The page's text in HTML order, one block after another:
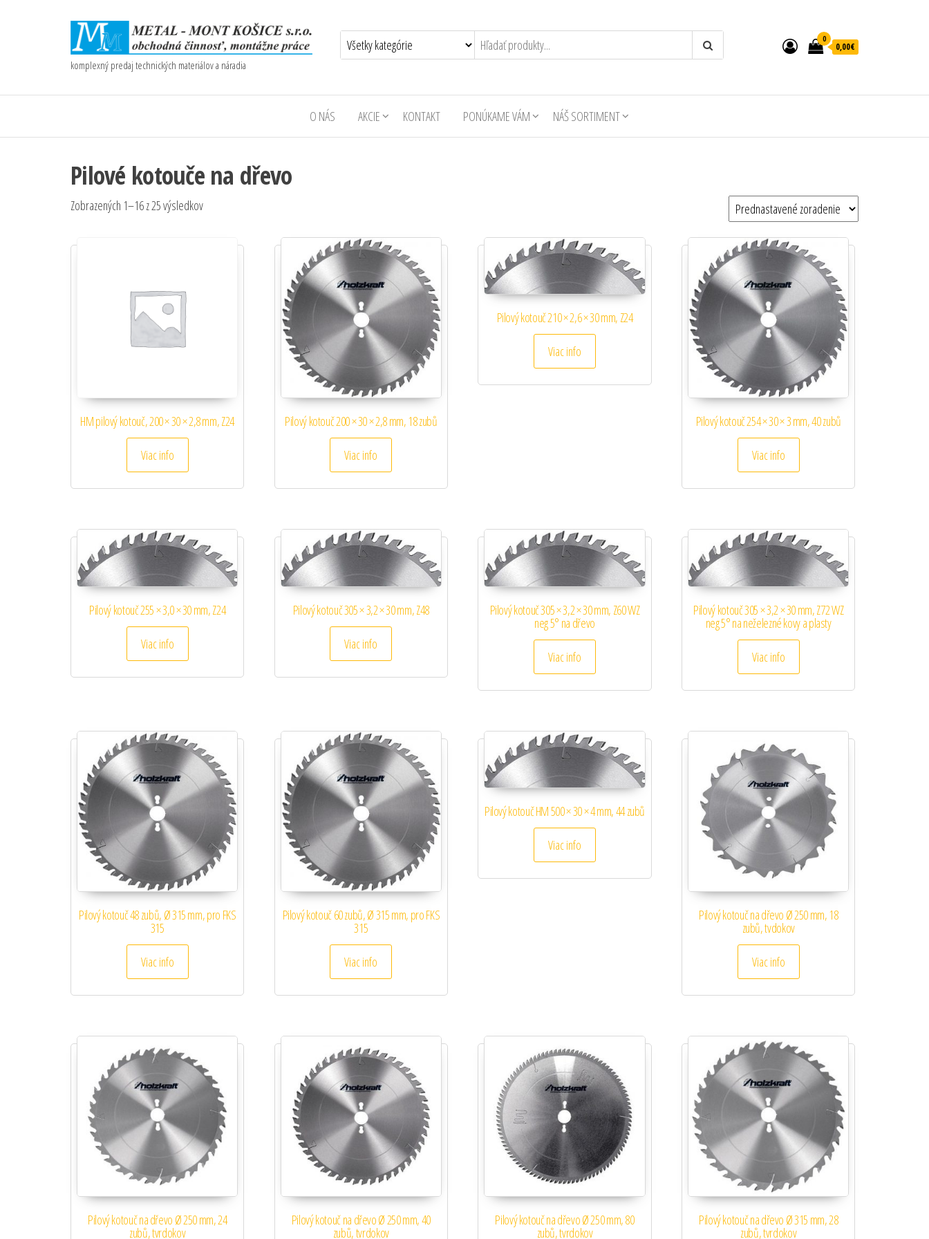
komplexný predaj technických materiálov a náradia
0
0,00€
O NÁS AKCIE KONTAKT PONÚKAME VÁM NÁŠ SORTIMENT
Pilové kotouče na dřevo
Zobrazených 1–16 z 25 výsledkov
HM pilový kotouč, 200 × 30 × 2,8 mm, Z24
Viac info
Pilový kotouč 200 × 30 × 2,8 mm, 18 zubů
Viac info
Pilový kotouč 210 × 2,6 × 30 mm, Z24
Viac info
Pilový kotouč 254 × 30 × 3 mm, 40 zubů
Viac info
Pilový kotouč 255 × 3,0 × 30 mm, Z24
Viac info
Pilový kotouč 305 × 3,2 × 30 mm, Z48
Viac info
Pilový kotouč 305 × 3,2 × 30 mm, Z60 WZ
neg 5° na dřevo
Viac info
Pilový kotouč 305 × 3,2 × 30 mm, Z72 WZ
neg 5° na neželezné kovy a plasty
Viac info
Pilový kotouč 48 zubů, Ø 315 mm, pro FKS
315
Viac info
Pilový kotouč 60 zubů, Ø 315 mm, pro FKS
315
Viac info
Pilový kotouč HM 500 × 30 × 4 mm, 44 zubů
Viac info
Pilový kotouč na dřevo Ø 250 mm, 18
zubů, tvdokov
Viac info
Pilový kotouč na dřevo Ø 250 mm, 24
zubů, tvrdokov
Pilový kotouč na dřevo Ø 250 mm, 40
zubů, tvrdokov
Pilový kotouč na dřevo Ø 250 mm, 80
zubů, tvrdokov
Pilový kotouč na dřevo Ø 315 mm, 28
zubů, tvrdokov